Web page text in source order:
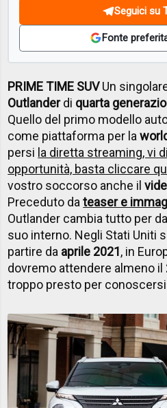
Seguici su
Fonte
PRIME TIME SUVUn
Outlanderdi quarta
Quello del primo modello
come piattaforma per la
persi la diretta streaming, vi
opportunità, basta cliccare
vostro soccorso anche il
Preceduto dateaser e
Outlander cambia tutto per
suo interno. Negli Stati Uniti
partire da aprile 2021, in
dovremo attendere almeno il
troppo presto per